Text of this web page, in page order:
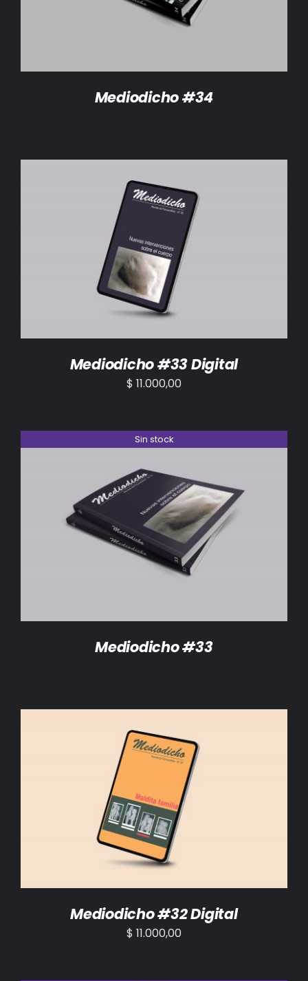
Mediodicho #34
AÑADIR AL CARRITO /
Mediodicho #33 Digital
$ 11.000,00
Sin stock
DETALLES
Mediodicho #33
AÑADIR AL CARRITO /
Mediodicho #32 Digital
$ 11.000,00